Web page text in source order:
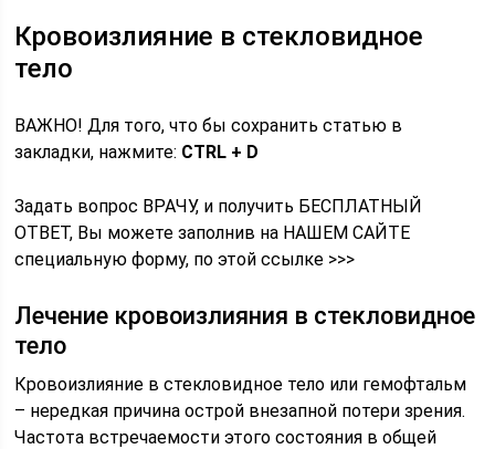
Кровоизлияние в стекловидное
тело
ВАЖНО! Для того, что бы сохранить статью в
закладки, нажмите: CTRL + D
Задать вопрос ВРАЧУ, и получить БЕСПЛАТНЫЙ
ОТВЕТ, Вы можете заполнив на НАШЕМ САЙТЕ
специальную форму, по этой ссылке >>>
Лечение кровоизлияния в стекловидное
тело
Кровоизлияние в стекловидное тело или гемофтальм
– нередкая причина острой внезапной потери зрения.
Частота встречаемости этого состояния в общей